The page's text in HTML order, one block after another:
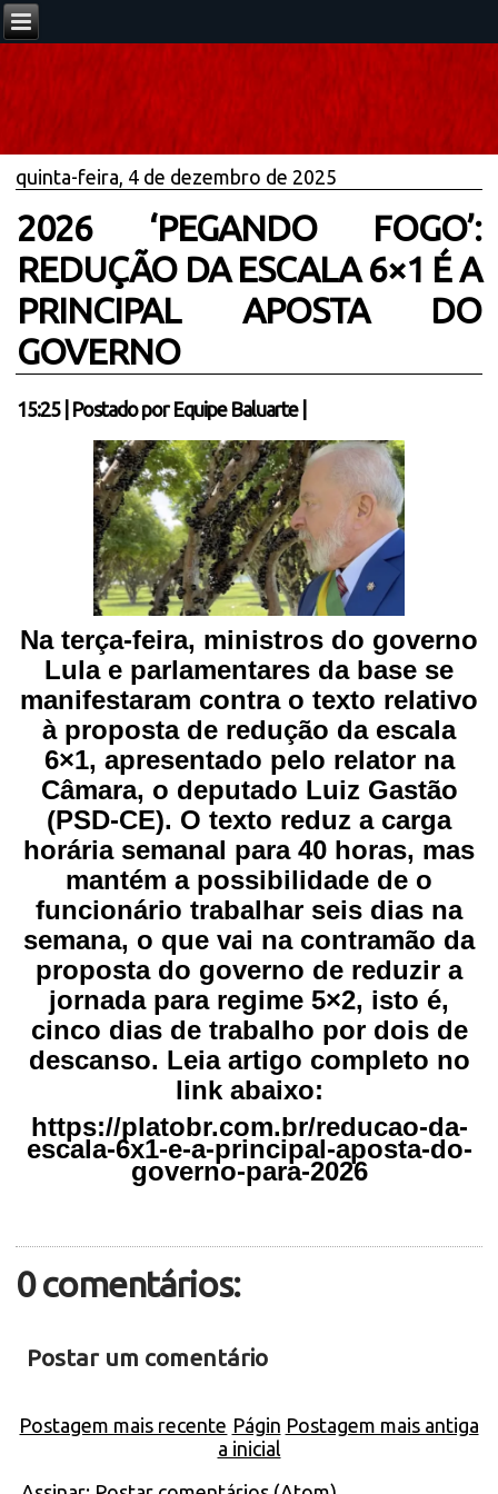
quinta-feira, 4 de dezembro de 2025
2026 ‘PEGANDO FOGO’:
REDUÇÃO DA ESCALA 6×1 É A
PRINCIPAL APOSTA DO
GOVERNO
15:25| Postado por Equipe Baluarte
Na terça-feira, ministros do governo
Lula e parlamentares da base se
manifestaram contra o texto relativo
à proposta de redução da escala
6×1, apresentado pelo relator na
Câmara, o deputado Luiz Gastão
(PSD-CE). O texto reduz a carga
horária semanal para 40 horas, mas
mantém a possibilidade de o
funcionário trabalhar seis dias na
semana, o que vai na contramão da
proposta do governo de reduzir a
jornada para regime 5×2, isto é,
cinco dias de trabalho por dois de
descanso. Leia artigo completo no
link abaixo:
https://platobr.com.br/reducao-da-
escala-6x1-e-a-principal-aposta-do-
governo-para-2026
0 comentários:
Postar um comentário
Postagem mais recente Postagem mais antiga
Págin
a inicial